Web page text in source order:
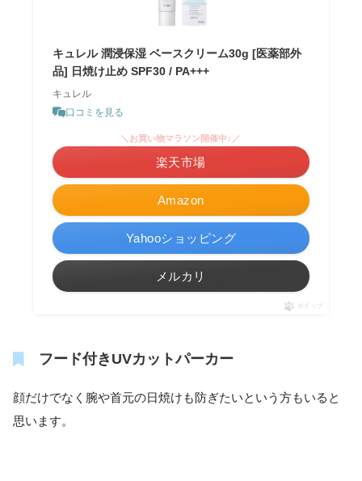
キュレル 潤浸保湿 ベースクリーム30g [医薬部外
品] 日焼け止め SPF30 / PA+++
キュレル
口コミを見る
Amazon
＼お買い物マラソン開催中♪／
楽天市場
Yahooショッピング
メルカリ
ポチップ
フード付きUVカットパーカー
顔だけでなく腕や首元の日焼けも防ぎたいという方もいると
思います。